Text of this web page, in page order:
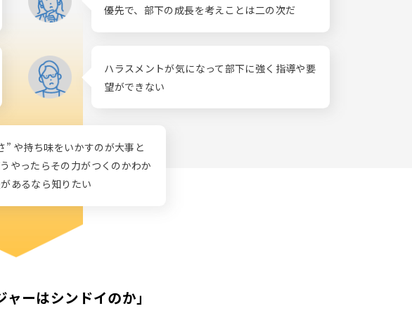
優先で、部下の成長を考えことは二の次だ
ハラスメントが気になって部下に強く指導や要
望ができない
” や持ち味をいかすのが大事と
やったらその力がつくのかわか
あるなら知りたい
ャーはシンドイのか」